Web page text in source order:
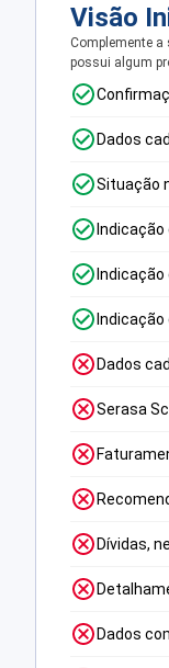
Visão
Complemente a
possui algum
Dados
Situação
Dados
Serasa
Dívidas,
Dados